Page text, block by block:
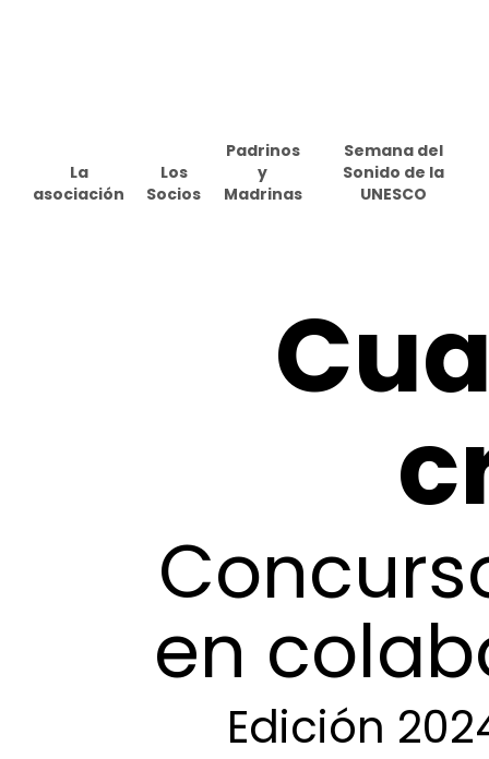
La
asociación
Los
Socios
Padrinos
y
Madrinas
Semana del
Sonido de la
UNESCO
en
Edición